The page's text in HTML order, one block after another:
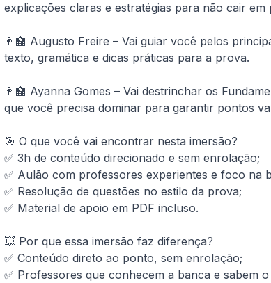
explicações claras e estratégias para não cair em
👨‍🏫 Augusto Freire – Vai guiar você pelos
texto, gramática e dicas práticas para a prova.
👩‍🏫 Ayanna Gomes – Vai destrinchar os
que você precisa dominar para garantir pontos
🎯 O que você vai encontrar nesta imersão?
✅ 3h de conteúdo direcionado e sem enrolação;
✅ Aulão com professores experientes e foco na
✅ Resolução de questões no estilo da prova;
✅ Material de apoio em PDF incluso.
💥 Por que essa imersão faz diferença?
✅ Conteúdo direto ao ponto, sem enrolação;
✅ Professores que conhecem a banca e sabem